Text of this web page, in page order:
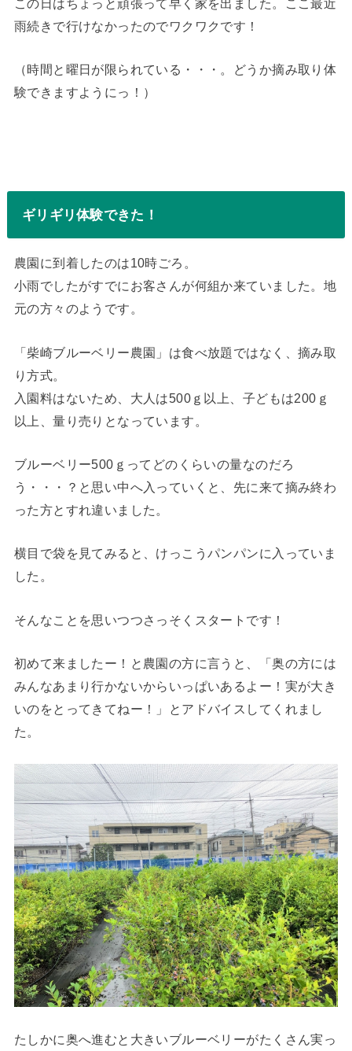
この日はちょっと頑張って早く家を出ました。ここ最近
雨続きで行けなかったのでワクワクです！
（時間と曜日が限られている・・・。どうか摘み取り体
験できますようにっ！）
ギリギリ体験できた！
農園に到着したのは10時ごろ。
小雨でしたがすでにお客さんが何組か来ていました。地
元の方々のようです。
「柴崎ブルーベリー農園」は食べ放題ではなく、摘み取
り方式。
入園料はないため、大人は500ｇ以上、子どもは200ｇ
以上、量り売りとなっています。
ブルーベリー500ｇってどのくらいの量なのだろ
う・・・？と思い中へ入っていくと、先に来て摘み終わ
った方とすれ違いました。
横目で袋を見てみると、けっこうパンパンに入っていま
した。
そんなことを思いつつさっそくスタートです！
初めて来ましたー！と農園の方に言うと、「奥の方には
みんなあまり行かないからいっぱいあるよー！実が大き
いのをとってきてねー！」とアドバイスしてくれまし
た。
たしかに奥へ進むと大きいブルーベリーがたくさん実っ